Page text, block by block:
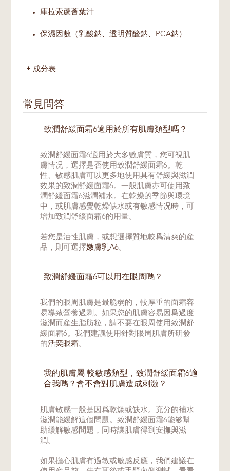
庫拉索蘆薈葉汁
保濕因數（乳酸鈉、透明質酸鈉、PCA鈉）
成分表
常見問答
致潤舒緩面霜6適用於所有肌膚類型嗎？
致潤舒緩面霜6適用於大多數膚質，您可視肌
膚情况，選擇是否使用致潤舒緩面霜6。乾
性、敏感肌膚可以更多地使用具有舒緩與滋潤
效果的致潤舒緩面霜6。一般肌膚亦可使用致
潤舒緩面霜6滋潤補水。在乾燥的季節與環境
中，或肌膚感覺乾燥缺水或有敏感情况時，可
增加致潤舒緩面霜6的用量。
若您是油性肌膚，或想選擇質地較爲清爽的産
品，則可選擇嫩膚乳A6。
致潤舒緩面霜6可以用在眼周嗎？
我們的眼周肌膚是最脆弱的，較厚重的面霜容
易導致營養過剩。如果您的肌膚容易因爲過度
滋潤而産生脂肪粒，請不要在眼周使用致潤舒
緩面霜6。我們建議使用針對眼周肌膚所研發
的活奕眼霜。
我的肌膚屬 較敏感類型，致潤舒緩面霜6適
合我嗎？會不會對肌膚造成刺激？
肌膚敏感一般是因爲乾燥或缺水。充分的補水
滋潤能緩解這個問題。致潤舒緩面霜6能够幫
助緩解敏感問題，同時讓肌膚得到安撫與滋
潤。
如果擔心肌膚有過敏或敏感反應，我們建議在